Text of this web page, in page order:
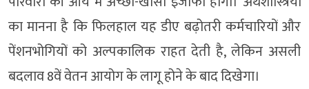
का मानना है कि फिलहाल यह डीए बढ़ोतरी कर्मचारियों और
पेंशनभोगियों को अल्पकालिक राहत देती है, लेकिन असली
बदलाव 8वें वेतन आयोग के लागू होने के बाद दिखेगा।